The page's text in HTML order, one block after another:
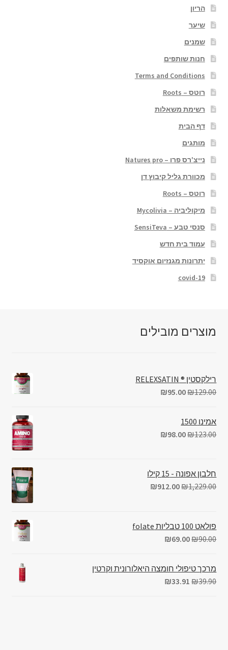
הריון
שיער
שמנים
חנות שותפים
Terms and Conditions
רוטס – Roots
רשימת משאלות
דף הבית
מותגים
נייצ'רס פרו – Natures pro
מכוורת גליל קיבוץ דן
רוטס – Roots
מיקוליביה – Mycolivia
סנסי טבע – SensiTeva
עמוד בית חדש
יתרונות מגנזיום אוקסיד
covid-19
מוצרים מובילים
רילקסטין ® RELEXSATIN
₪129.00
₪95.00
אמינו 1500
₪123.00
₪98.00
חלבון אפונה - 15 קילו
₪1,229.00
₪912.00
פולאט 100 טבליות folate
₪90.00
₪69.00
מרכך טיפולי חומצה היאלורונית וקרטין
₪39.90
₪33.91